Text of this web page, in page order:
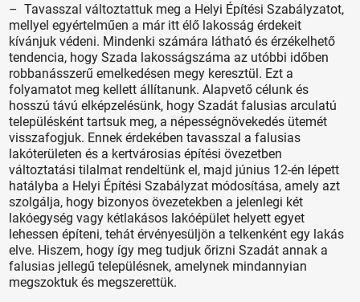
– Tavasszal változtattuk meg a Helyi Építési Szabályzatot,
mellyel egyértelműen a már itt élő lakosság érdekeit
kívánjuk védeni. Mindenki számára látható és érzékelhető
tendencia, hogy Szada lakosságszáma az utóbbi időben
robbanásszerű emelkedésen megy keresztül. Ezt a
folyamatot meg kellett állítanunk. Alapvető célunk és
hosszú távú elképzelésünk, hogy Szadát falusias arculatú
településként tartsuk meg, a népességnövekedés ütemét
visszafogjuk. Ennek érdekében tavasszal a falusias
lakóterületen és a kertvárosias építési övezetben
változtatási tilalmat rendeltünk el, majd június 12-én lépett
hatályba a Helyi Építési Szabályzat módosítása, amely azt
szolgálja, hogy bizonyos övezetekben a jelenlegi két
lakóegység vagy kétlakásos lakóépület helyett egyet
lehessen építeni, tehát érvényesüljön a telkenként egy lakás
elve. Hiszem, hogy így meg tudjuk őrizni Szadát annak a
falusias jellegű településnek, amelynek mindannyian
megszoktuk és megszerettük.